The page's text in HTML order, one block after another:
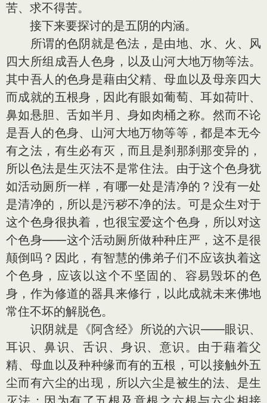
苦、求不得苦。
接下来要探讨的是五阴的内涵。
所谓的色阴就是色法，是由地、水、火、风
四大所组成吾人色身，以及山河大地万物等法。
其中吾人的色身是藉由父精、母血以及母亲四大
而成就的五根身，因此有眼如葡萄、耳如荷叶、
鼻如悬胆、舌如半月、身如肉桶之称。然而不论
是吾人的色身、山河大地万物等等，都是本无今
有之法，有生必有灭，而且是刹那刹那变异的，
所以色法是生灭法不是常住法。由于这个色身犹
如活动厕所一样，有哪一处是清净的？没有一处
是清净的，所以是污秽不净的法。可是众生对于
这个色身很执着，也很宝爱这个色身，所以对这
个色身——这个活动厕所做种种庄严，这不是很
颠倒吗？因此，有智慧的佛弟子们不应该执着这
个色身，应该以这个不坚固的、容易毁坏的色
身，作为修道的器具来修行，以此成就未来佛地
常住不坏的解脱色。
识阴就是《阿含经》所说的六识——眼识、
耳识、鼻识、舌识、身识、意识。由于藉着父
精、母血以及种种缘而有的五根，可以接触外五
尘而有六尘的出现，所以六尘是被生的法、是生